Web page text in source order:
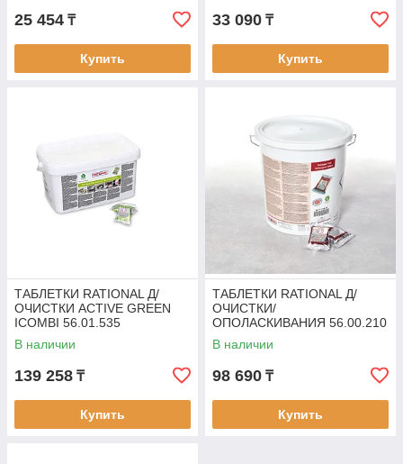
25 454 ₸
Купить
33 090 ₸
Купить
ТАБЛЕТКИ RATIONAL Д/
ОЧИСТКИ ACTIVE GREEN
ICOMBI 56.01.535
В наличии
139 258 ₸
Купить
ТАБЛЕТКИ RATIONAL Д/
ОЧИСТКИ/
ОПОЛАСКИВАНИЯ 56.00.210
В наличии
98 690 ₸
Купить